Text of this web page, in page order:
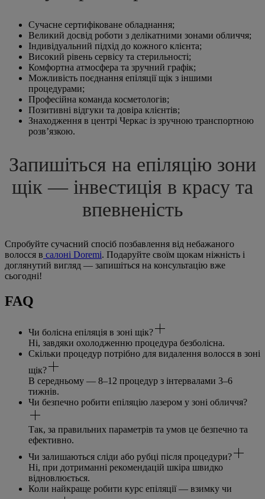
Сучасне сертифіковане обладнання;
Великий досвід роботи з делікатними зонами обличчя;
Індивідуальний підхід до кожного клієнта;
Високий рівень сервісу та стерильності;
Комфортна атмосфера та зручний графік;
Можливість поєднання епіляції щік з іншими
процедурами;
Професійна команда косметологів;
Позитивні відгуки та довіра клієнтів;
Знаходження в центрі Черкас із зручною транспортною
розв’язкою.
Запишіться на епіляцію зони
щік — інвестиція в красу та
впевненість
Спробуйте сучасний спосіб позбавлення від небажаного
волосся в салоні Doremi. Подаруйте своїм щокам ніжність і
доглянутий вигляд — запишіться на консультацію вже
сьогодні!
FAQ
Чи болісна епіляція в зоні щік?
Ні, завдяки охолодженню процедура безболісна.
Скільки процедур потрібно для видалення волосся в зоні
щік?
В середньому — 8–12 процедур з інтервалами 3–6
тижнів.
Чи безпечно робити епіляцію лазером у зоні обличчя?
Так, за правильних параметрів та умов це безпечно та
ефективно.
Чи залишаються сліди або рубці після процедури?
Ні, при дотриманні рекомендацій шкіра швидко
відновлюється.
Коли найкраще робити курс епіляції — взимку чи